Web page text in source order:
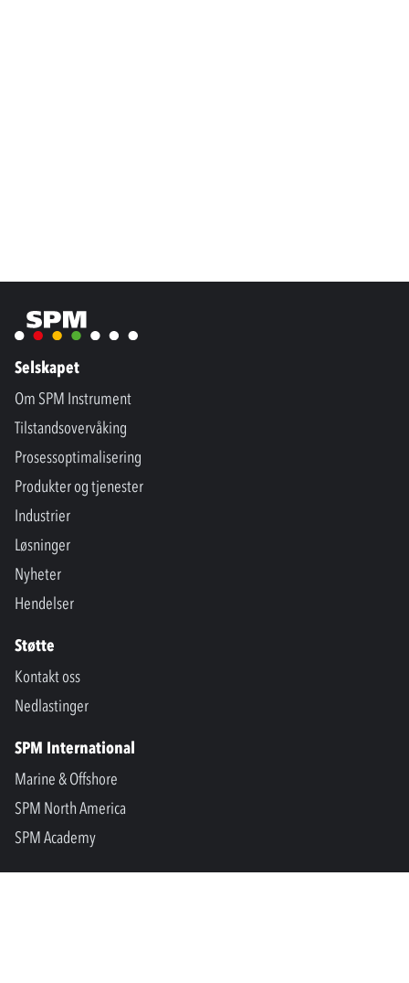
Selskapet
Om SPM Instrument
Tilstandsovervåking
Prosessoptimalisering
Produkter og tjenester
Industrier
Løsninger
Nyheter
Hendelser
Støtte
Kontakt oss
Nedlastinger
SPM International
Marine & Offshore
SPM North America
SPM Academy